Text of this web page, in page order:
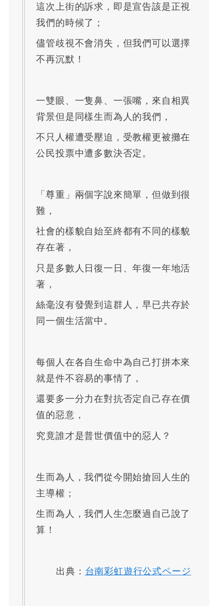
這次上街的訴求，即是宣告該是正視
我們的時候了；
儘管歧視不會消失，但我們可以選擇
不再沉默！
一雙眼、一隻鼻、一張嘴，來自相異
背景但是同樣生而為人的我們，
不只人權遭受壓迫，受教權更被攤在
公民投票中遭多數決否定。
「尊重」兩個字說來簡單，但做到很
難，
社會的樣貌自始至終都有不同的樣貌
存在著，
只是多數人日復一日、年復一年地活
著，
絲毫沒有發覺到這群人，早已共存於
同一個生活當中。
每個人在各自生命中為自己打拼本來
就是件不容易的事情了，
還要多一分力在對抗否定自己存在價
值的惡意，
究竟誰才是普世價值中的惡人？
生而為人，我們從今開始搶回人生的
主導權；
生而為人，我們人生怎麼過自己說了
算！
出典： 台南彩虹遊行公式ページ